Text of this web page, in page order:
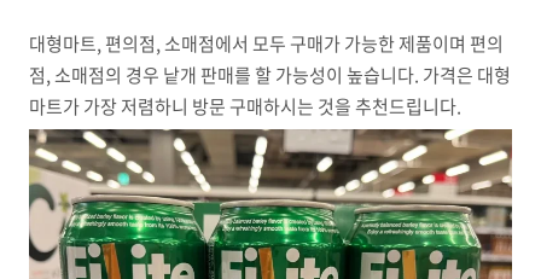
대형마트, 편의점, 소매점에서 모두 구매가 가능한 제품이며 편의
점, 소매점의 경우 낱개 판매를 할 가능성이 높습니다. 가격은 대형
마트가 가장 저렴하니 방문 구매하시는 것을 추천드립니다.